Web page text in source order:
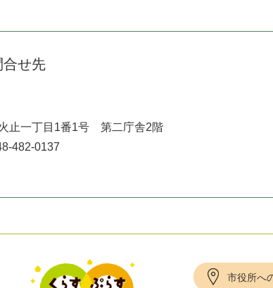
合せ先
止一丁目1番1号 第二庁舎2階
482-0137
市役所へ